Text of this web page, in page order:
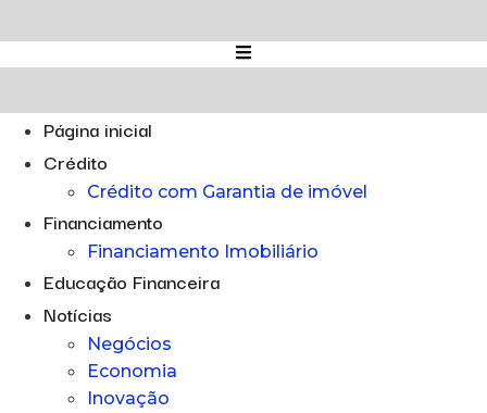
para
o
Página inicial
Crédito
Crédito com Garantia de imóvel
Financiamento
Financiamento Imobiliário
Educação Financeira
Notícias
Negócios
Economia
Inovação